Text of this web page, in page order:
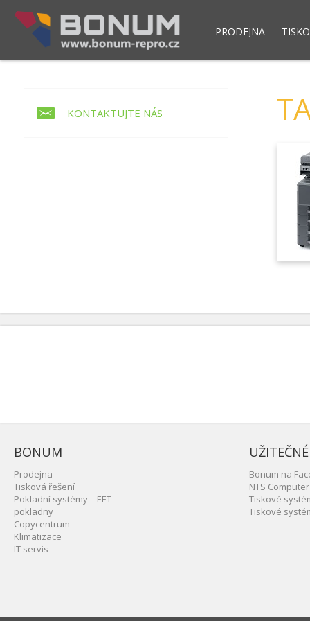
PRODEJNA
KONTAKTUJTE NÁS
BONUM
Prodejna
Tisková řešení
Pokladní systémy – EET
pokladny
Copycentrum
Klimatizace
IT servis
Bonum na
NTS Computer
Tiskové
Tiskové